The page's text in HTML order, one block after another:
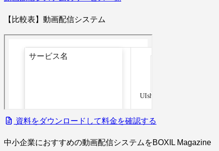
【比較表】動画配信システム
資料をダウンロードして料金を確認する
中小企業におすすめの動画配信システムをBOXIL Magazine